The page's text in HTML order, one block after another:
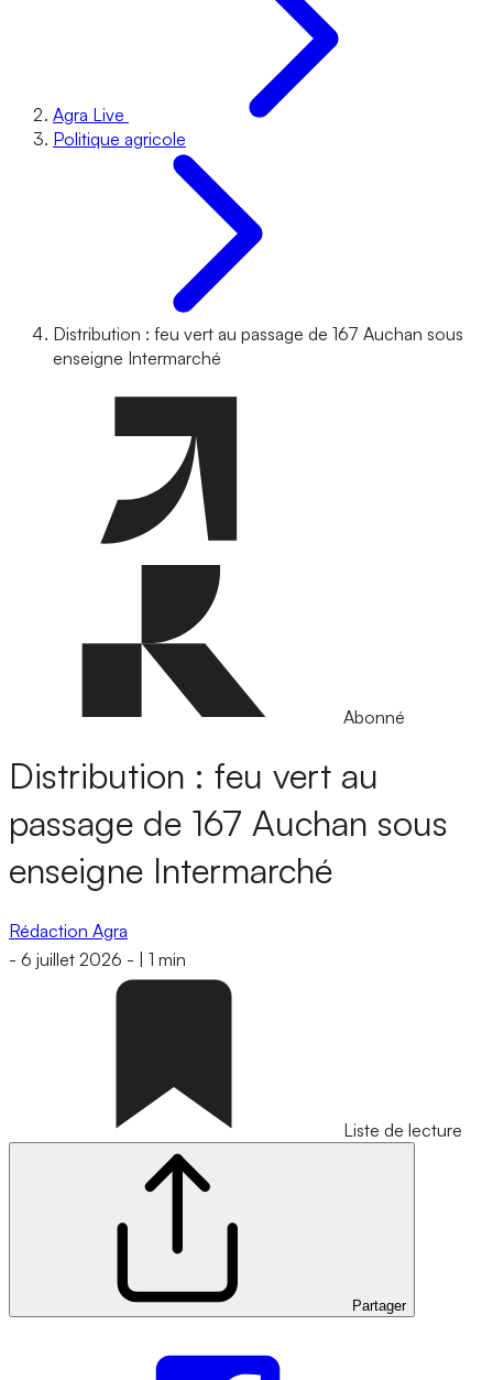
Agra Live
Politique agricole
Distribution : feu vert au passage de 167 Auchan sous
enseigne Intermarché
Abonné
Distribution : feu vert au
passage de 167 Auchan sous
enseigne Intermarché
Rédaction Agra
- 6 juillet 2026 - 1 min
Liste de lecture
Partager